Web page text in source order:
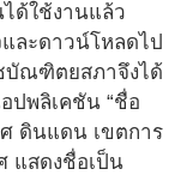
ด้ใช้งานแล้ว
ละดาวน์โหลดไป
บัณฑิตยสภาจึงได้
ปพลิเคชัน “ชื่อ
ศ ดินแดน เขตการ
แสดงชื่อเป็น